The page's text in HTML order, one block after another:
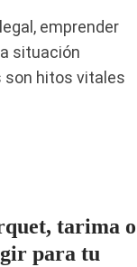
emprender
situación
son hitos vitales
tarima o
para tu